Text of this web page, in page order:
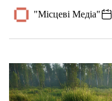
"Місцеві Медіа"